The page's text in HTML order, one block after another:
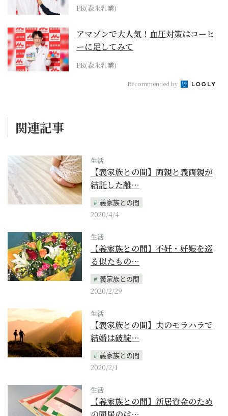
PR(森永乳業)
アマゾンで大人気！血圧対策はコーヒ
ーに足してみて
PR(森永乳業)
Recommended by
関連記事
生活
【義家族との間】両親と義両親が
結託した離…
義家族との間
2020/4/4
生活
【義家族との間】不妊・妊娠を巡
る似たもの…
義家族との間
2020/2/29
生活
【義家族との間】夫のモラハラで
結婚は破綻…
義家族との間
2020/2/1
生活
【義家族との間】新居資金のため